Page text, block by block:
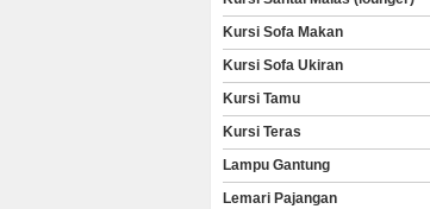
Kursi Sofa Makan
Kursi Sofa Ukiran
Kursi Tamu
Kursi Teras
Lampu Gantung
Lemari Pajangan